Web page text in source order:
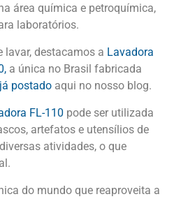
área química e petroquímica,
laboratórios.
lavar, destacamos a Lavadora
a única no Brasil fabricada
já postado aqui no nosso blog.
FL-110 pode ser utilizada
artefatos e utensílios de
atividades, o que
do mundo que reaproveita a